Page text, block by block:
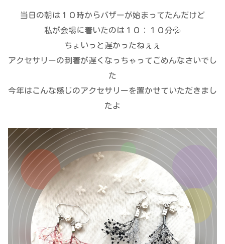
当日の朝は１０時からバザーが始まってたんだけど
私が会場に着いたのは１０：１０分💦
ちょいっと遅かったねぇぇ
アクセサリーの到着が遅くなっちゃってごめんなさいでし
た
今年はこんな感じのアクセサリーを置かせていただきまし
たよ